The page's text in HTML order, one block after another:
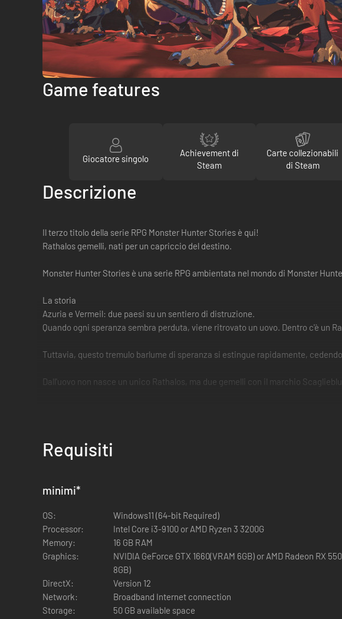
Game features
Giocatore singolo
Achievement di
Steam
Carte collezionabili
di Steam
Descrizione
Il terzo titolo della serie RPG Monster Hunter Stories è qui!
Rathalos gemelli, nati per un capriccio del destino.
Monster Hunter Stories è una serie RPG ambientata nel mondo di Monster
La storia
Azuria e Vermeil: due paesi su un sentiero di distruzione.
Quando ogni speranza sembra perduta, viene ritrovato un uovo. Dentro c'è un
Tuttavia, questo tremulo barlume di speranza si estingue rapidamente,
Dall'uovo non nasce un unico Rathalos, ma due gemelli con il marchio
Numerose specie di mostri rischiano l'estinzione, e il mondo naturale vacilla
Un Rider e il suo fidato compagno Rathalos, sferzati dai venti del destino, in
Requisiti
minimi*
OS:
Windows11 (64-bit Required)
Processor:
Intel Core i3-9100 or AMD Ryzen 3 3200G
Memory:
16 GB RAM
Graphics:
NVIDIA GeForce GTX 1660(VRAM 6GB) or AMD Radeon RX
8GB)
DirectX:
Version 12
Network:
Broadband Internet connection
Storage:
50 GB available space